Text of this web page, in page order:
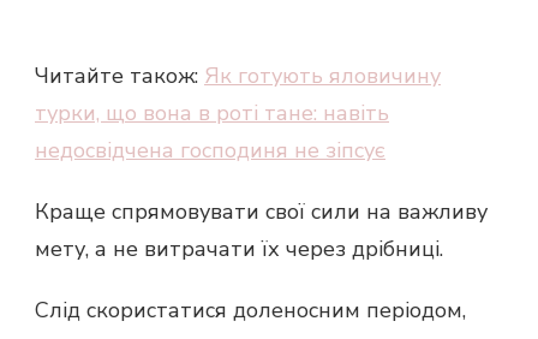
Читайте також: Як готують яловичину
турки, що вона в роті тане: навіть
недосвідчена господиня не зіпсує
Краще спрямовувати свої сили на важливу
мету, а не витрачати їх через дрібниці.
Слід скористатися доленосним періодом,